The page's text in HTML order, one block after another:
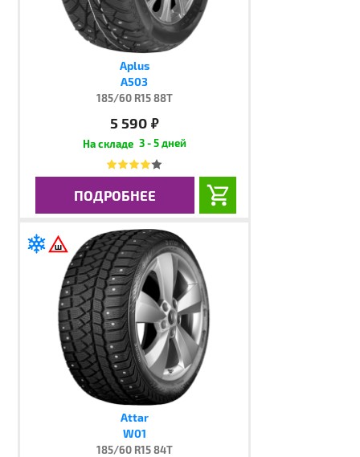
Aplus
A503
185/60 R15 88T
5 590 руб.
3 - 5 дней
ПОДРОБНЕЕ
Attar
W01
185/60 R15 84T